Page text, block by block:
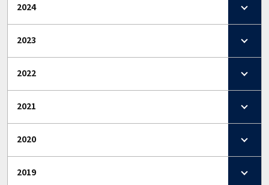
2024
2023
2022
2021
2020
2019